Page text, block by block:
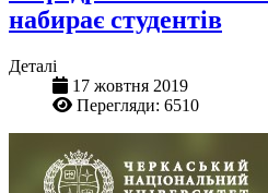
набирає студентів
Деталі
17 жовтня 2019
Перегляди: 6510